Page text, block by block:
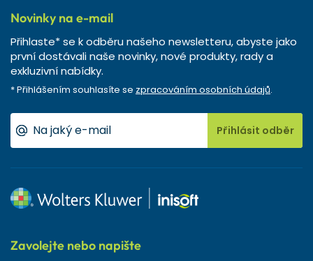
Novinky na e-mail
Přihlaste* se k odběru našeho newsletteru, abyste jako
první dostávali naše novinky, nové produkty, rady a
exkluzivní nabídky.
* Přihlášením souhlasíte se zpracováním osobních údajů.
Přihlásit odběr
Zavolejte nebo napište